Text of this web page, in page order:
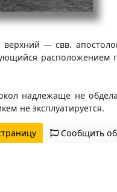
— свв.
расположением
надлежаще не
не эксплуатируется.
Сообщить